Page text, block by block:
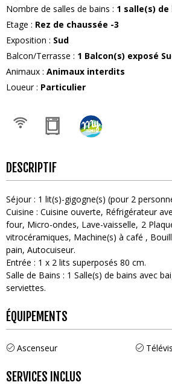
Nombre de salles de bains : 1 salle(s) de
Etage : Rez de chaussée -3
Exposition : Sud
Balcon/Terrasse : 1 Balcon(s) exposé
Animaux : Animaux interdits
Loueur: Particulier
DESCRIPTIF
Séjour: 1 lit(s)-gigogne(s) (pour 2
Cuisine : Cuisine ouverte Réfrigérateur
four Micro-ondes Lave-vaisselle 2
vitrocéramiques Machine(s) à café
pain Autocuiseur
Entrée : 1 x 2 lits superposés 80 cm
Salle de Bains : 1 Salle(s) de bains avec
serviettes
ÉQUIPEMENTS
Ascenseur
SERVICES INCLUS